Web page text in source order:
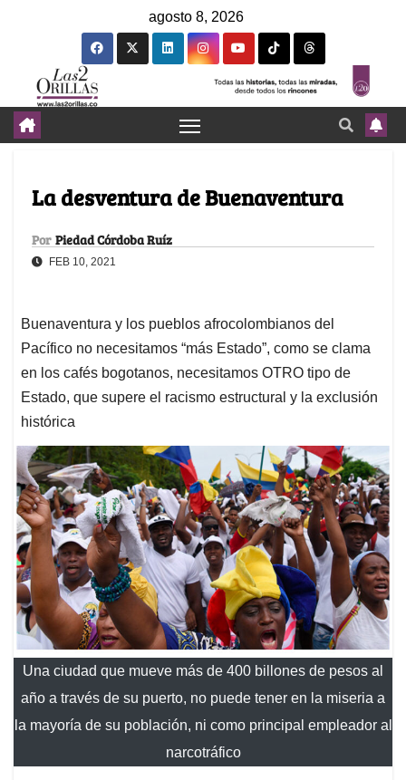
agosto 8, 2026
La desventura de Buenaventura
Por Piedad Córdoba Ruíz
FEB 10, 2021
Buenaventura y los pueblos afrocolombianos del
Pacífico no necesitamos “más Estado”, como se clama
en los cafés bogotanos, necesitamos OTRO tipo de
Estado, que supere el racismo estructural y la exclusión
histórica
Una ciudad que mueve más de 400 billones de pesos al
año a través de su puerto, no puede tener en la miseria a
la mayoría de su población, ni como principal empleador al
narcotráfico